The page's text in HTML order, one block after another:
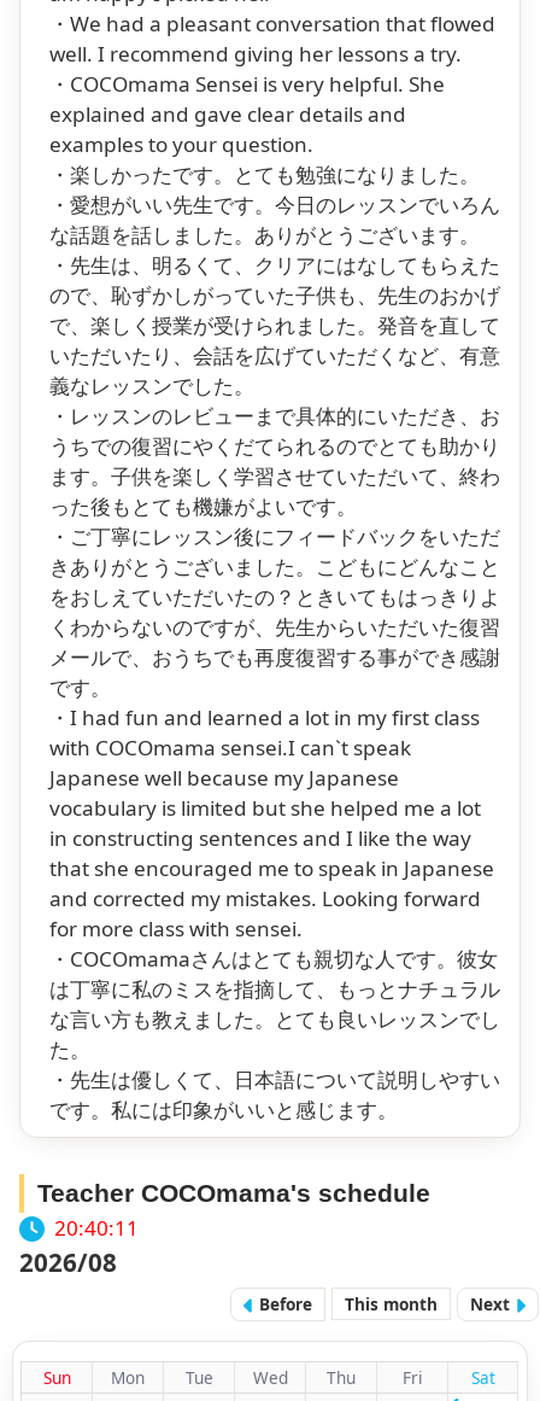
・We had a pleasant conversation that flowed
well. I recommend giving her lessons a try.
・COCOmama Sensei is very helpful. She
explained and gave clear details and
examples to your question.
・楽しかったです。とても勉強になりました。
・愛想がいい先生です。今日のレッスンでいろん
な話題を話しました。ありがとうございます。
・先生は、明るくて、クリアにはなしてもらえた
ので、恥ずかしがっていた子供も、先生のおかげ
で、楽しく授業が受けられました。発音を直して
いただいたり、会話を広げていただくなど、有意
義なレッスンでした。
・レッスンのレビューまで具体的にいただき、お
うちでの復習にやくだてられるのでとても助かり
ます。子供を楽しく学習させていただいて、終わ
った後もとても機嫌がよいです。
・ご丁寧にレッスン後にフィードバックをいただ
きありがとうございました。こどもにどんなこと
をおしえていただいたの？ときいてもはっきりよ
くわからないのですが、先生からいただいた復習
メールで、おうちでも再度復習する事ができ感謝
です。
・I had fun and learned a lot in my first class
with COCOmama sensei.I can`t speak
Japanese well because my Japanese
vocabulary is limited but she helped me a lot
in constructing sentences and I like the way
that she encouraged me to speak in Japanese
and corrected my mistakes. Looking forward
for more class with sensei.
・COCOmamaさんはとても親切な人です。彼女
は丁寧に私のミスを指摘して、もっとナチュラル
な言い方も教えました。とても良いレッスンでし
た。
・先生は優しくて、日本語について説明しやすい
です。私には印象がいいと感じます。
Teacher COCOmama's schedule
20:40:12
2026/08
Before This month Next
Sun Mon Tue Wed Thu Fri Sat